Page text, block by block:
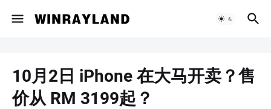
10月2日 iPhone 在大马开卖？售
价从 RM 3199起？